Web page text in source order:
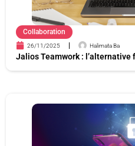
Collaboration
26/11/2025 Halimata Ba
Jalios Teamwork : l’alternative